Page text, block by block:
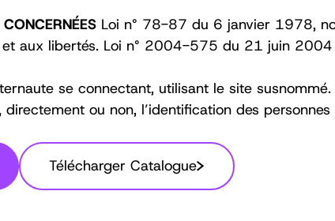
Loi n° 78-87 du 6 janvier 1978,
et aux libertés. Loi n° 2004-575 du 21 juin 2004
se connectant, utilisant le site
ou non, l’identification des
Télécharger Catalogue